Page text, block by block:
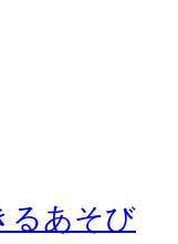
るあそび